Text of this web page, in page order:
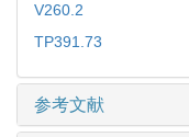
V260.2
TP391.73
参考文献